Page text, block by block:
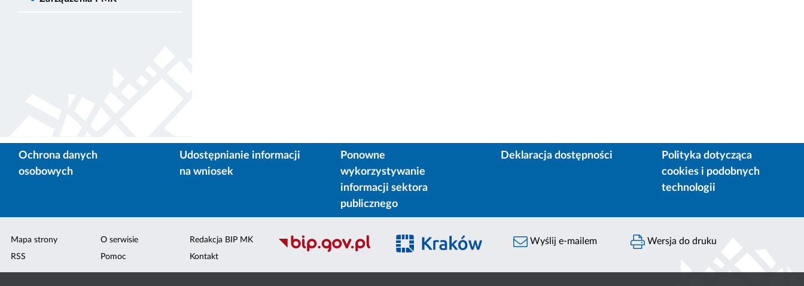
Ochrona danych
osobowych
Udostępnianie informacji
na wniosek
Ponowne
wykorzystywanie
informacji sektora
publicznego
Deklaracja dostępności
Polityka dotycząca
cookies i podobnych
technologii
Mapa strony
RSS
O serwisie
Pomoc
Redakcja BIP MK
Kontakt
Wyślij e-mailem Wersja do druku